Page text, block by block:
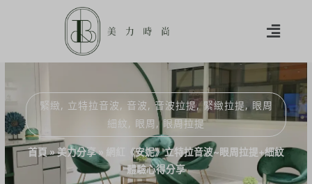
緊緻, 立特拉音波, 音波, 音波拉提,緊緻拉提, 眼周
細紋, 眼周 ,眼周拉提
首頁»美力分享» 網紅《安妮》立特拉音波~眼周拉提+細紋
體驗心得分享